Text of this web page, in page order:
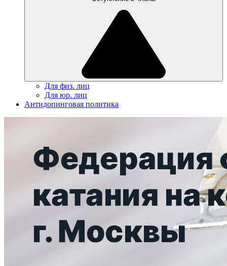
Для физ. лиц
Для юр. лиц
Антидопинговая политика